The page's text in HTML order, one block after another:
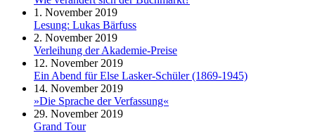
1. November 2019
Lesung: Lukas Bärfuss
2. November 2019
Verleihung der Akademie-Preise
12. November 2019
Ein Abend für Else Lasker-Schüler (1869-1945)
14. November 2019
»Die Sprache der Verfassung«
29. November 2019
Grand Tour